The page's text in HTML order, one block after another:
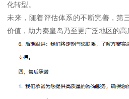
化转型。
未来，随着评估体系的不断完善，第
价值，助力秦皇岛乃至更广泛地区的高